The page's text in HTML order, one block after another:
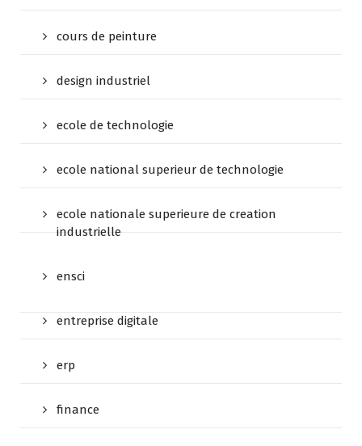
cours de peinture
design industriel
ecole de technologie
ecole national superieur de technologie
ecole nationale superieure de creation
industrielle
ensci
entreprise digitale
erp
finance